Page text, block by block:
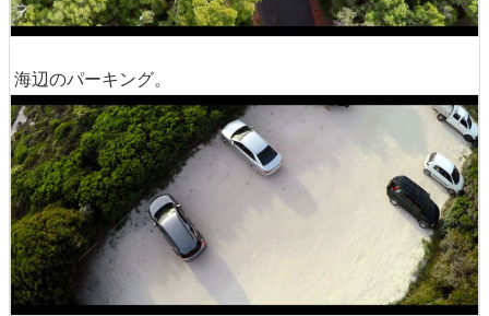
海辺のパーキング。